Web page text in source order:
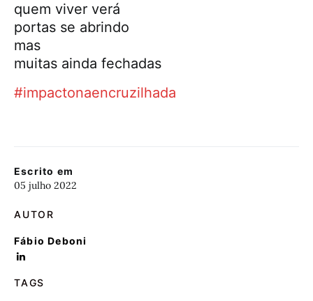
Escrito em
05 julho 2022
AUTOR
Fábio Deboni
TAGS
quem viver verá
portas se abrindo
mas
muitas ainda fechadas
#impactonaencruzilhada